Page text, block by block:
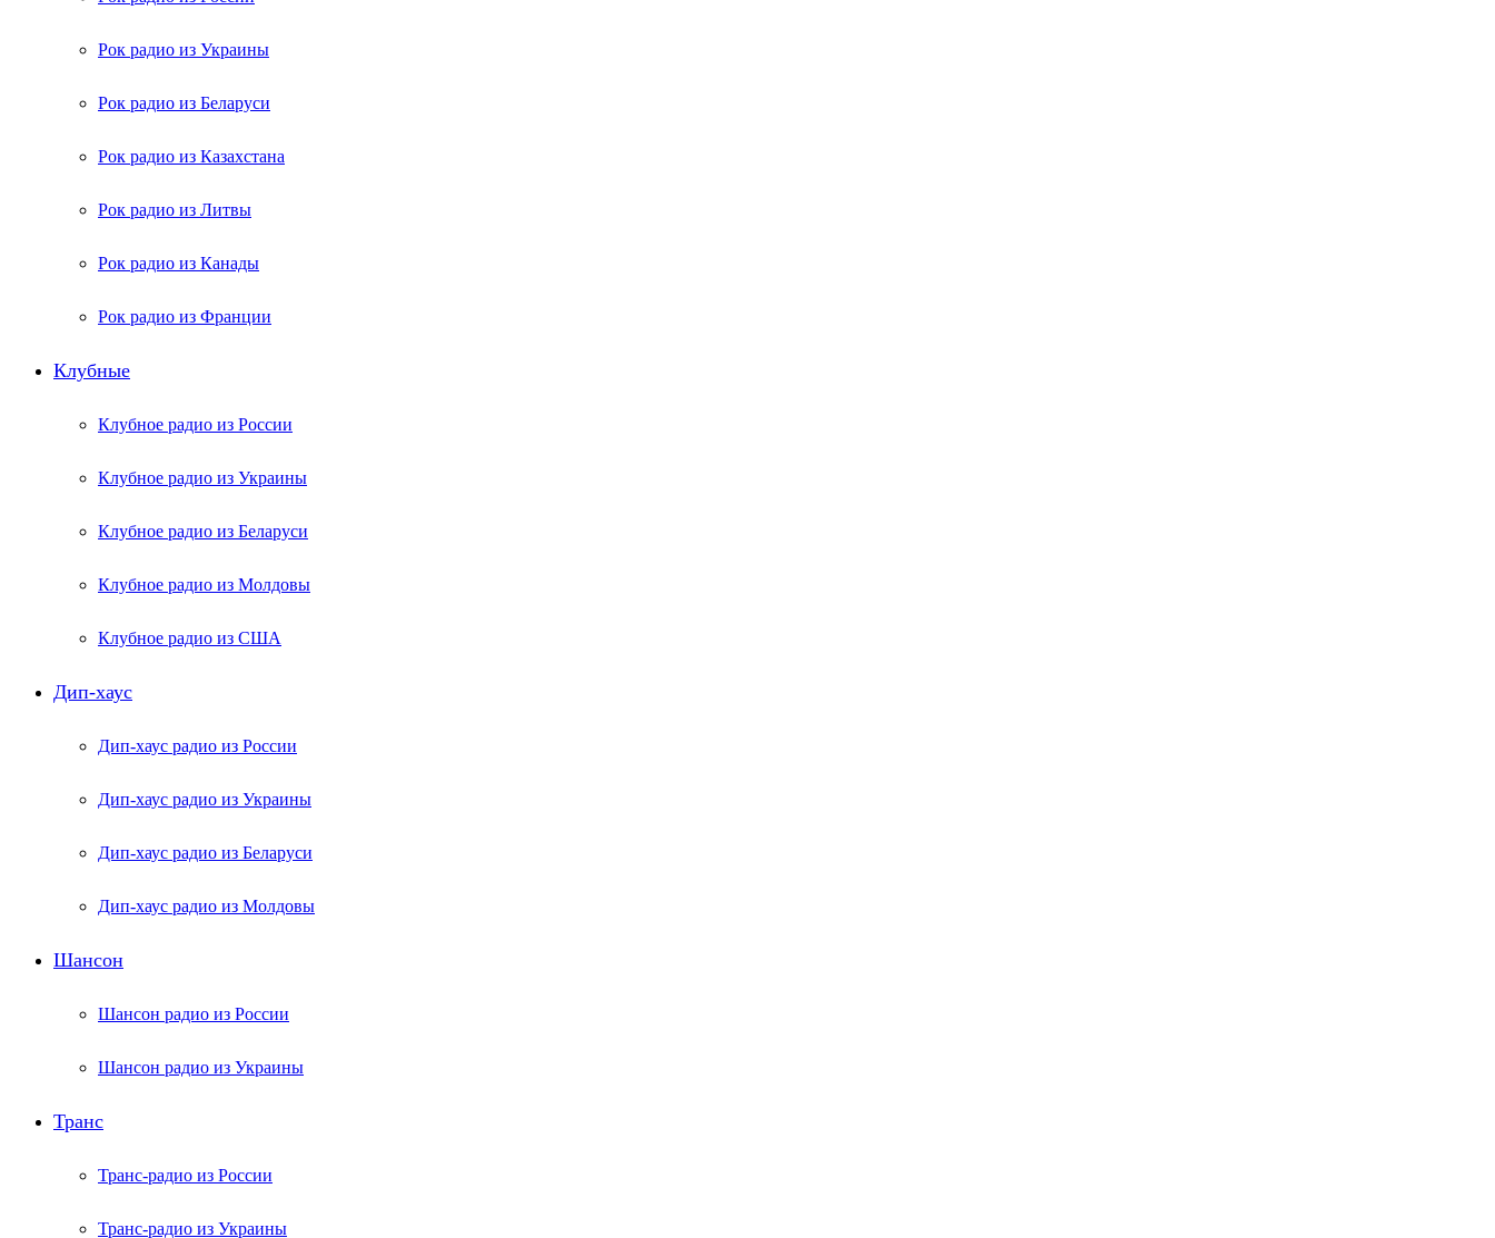
Рок радио из Украины
Рок радио из Беларуси
Рок радио из Казахстана
Рок радио из Литвы
Рок радио из Канады
Рок радио из Франции
Клубные
Клубное радио из России
Клубное радио из Украины
Клубное радио из Беларуси
Клубное радио из Молдовы
Клубное радио из США
Дип-хаус
Дип-хаус радио из России
Дип-хаус радио из Украины
Дип-хаус радио из Беларуси
Дип-хаус радио из Молдовы
Шансон
Шансон радио из России
Шансон радио из Украины
Транс
Транс-радио из России
Транс-радио из Украины